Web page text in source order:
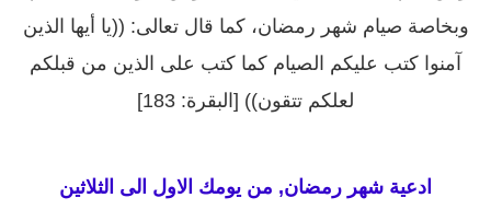
وبخاصة صيام شهر رمضان، كما قال تعالى: ((يا أيها الذين
آمنوا كتب عليكم الصيام كما كتب على الذين من قبلكم
لعلكم تتقون)) [البقرة: 183]
ادعية شهر رمضان, من يومك الاول الى الثلاثين